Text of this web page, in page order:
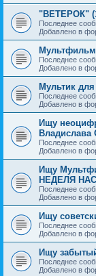
"ВЕТЕРОК"
Последнее
Добавлено в
Мультфильм
Последнее
Добавлено в
Мультик
Последнее
Добавлено в
Ищу
Владислава
Последнее
Добавлено в
Ищу
НЕДЕЛЯ
Последнее
Добавлено в
Ищу
Последнее
Добавлено в
Ищу
Последнее
Добавлено в